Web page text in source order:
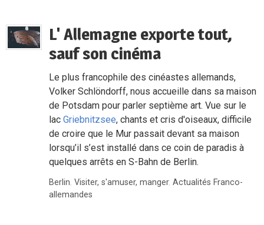
L' Allemagne exporte tout,
sauf son cinéma
Le plus francophile des cinéastes allemands,
Volker Schlöndorff, nous accueille dans sa maison
de Potsdam pour parler septième art. Vue sur le
lacGriebnitzsee, chants et cris d'oiseaux, difficile
de croire que le Mur passait devant sa maison
lorsqu’il s’est installé dans ce coin de paradis à
quelques arrêts en S-Bahn de Berlin.
Berlin,Visiter, s'amuser, manger,Actualités Franco-
allemandes